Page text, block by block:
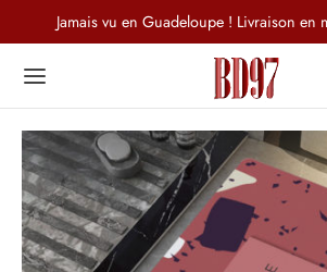
Jamais vu en Guadeloupe ! Livraison